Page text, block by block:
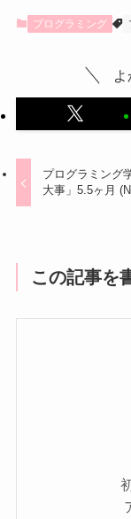
プログラミング
プログラミング
大事」5.5ヶ月
この記事を